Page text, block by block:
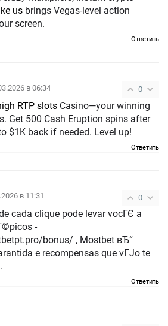
us
screen.
Ответить
0
в 06:34
RTP slots Casino—your winning
Get 500 Cash Eruption spins after
$1K back if needed. Level up!
Ответить
0
в 11:31
cada clique pode levar vocГЄ a
-
bonus/ , Mostbet вЂ“
e recompensas que vГЈo te
Ответить